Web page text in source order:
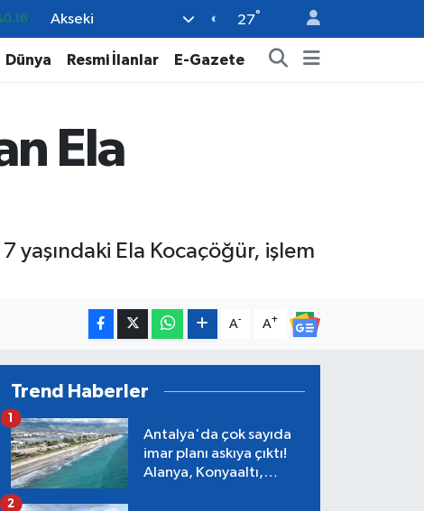
%0
0.08
%70
Akseki 27°
Dünya Resmi İlanlar E-Gazete
Ela
yaşındaki Ela Kocaçöğür, işlem
A- A+
Trend Haberler
Antalya'da çok sayıda
imar planı askıya çıktı!
Alanya, Konyaaltı,
1
2